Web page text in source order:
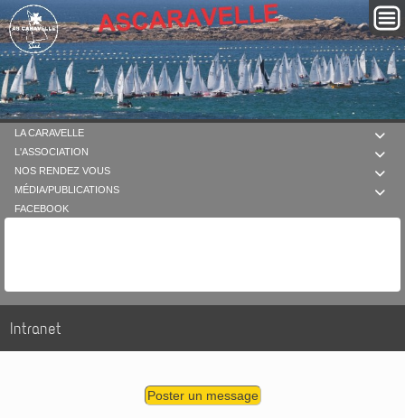

LA CARAVELLE

L'ASSOCIATION

NOS RENDEZ VOUS

MÉDIA/PUBLICATIONS
FACEBOOK
Intranet
Poster un message